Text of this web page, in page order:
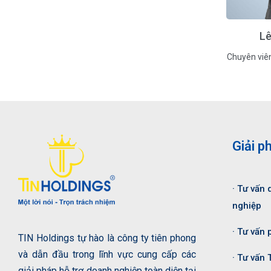
Chuyên
TIN Holdings tự hào là công ty tiên phong
và dẫn đầu trong lĩnh vực cung cấp các
Giải
· Tư
nghiệp
· Tư vấn
· Tư vấn